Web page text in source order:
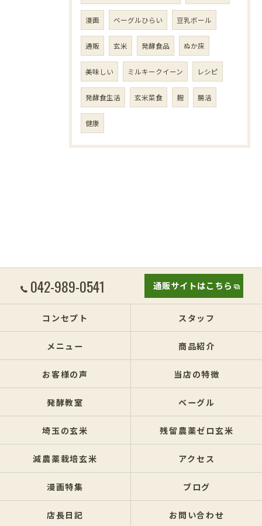
漫画 ベーグルひらい 豆乳ボール
通販 玄米 発酵食品 ぬか床
美味しい ミルキークイーン レシピ
発酵食生活 玄米菜食 麹 腸活
健康
042-989-0541 通販サイトはこちら
コンセプト スタッフ
メニュー 商品紹介
お客様の声 当店の特徴
発酵教室 ベーグル
埼玉の玄米 残留農薬ゼロ玄米
減農薬栽培玄米 アクセス
漫画特集 ブログ
店長日記 お問い合わせ